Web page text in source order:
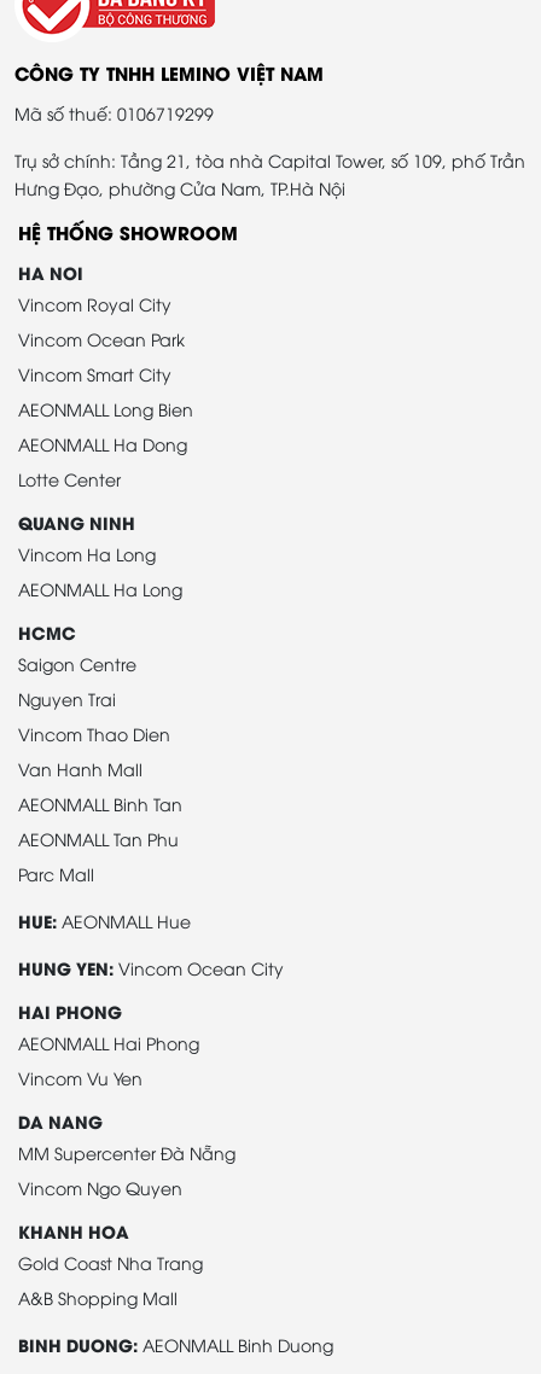
CÔNG TY TNHH LEMINO VIỆT NAM
Mã số thuế: 0106719299
Trụ sở chính: Tầng 21, tòa nhà Capital Tower, số 109, phố Trần
Hưng Đạo, phường Cửa Nam, TP.Hà Nội
HỆ THỐNG SHOWROOM
HA NOI
Vincom Royal City
Vincom Ocean Park
Vincom Smart City
AEONMALL Long Bien
AEONMALL Ha Dong
Lotte Center
QUANG NINH
Vincom Ha Long
AEONMALL Ha Long
HCMC
Saigon Centre
Nguyen Trai
Vincom Thao Dien
Van Hanh Mall
AEONMALL Binh Tan
AEONMALL Tan Phu
Parc Mall
HUE: AEONMALL Hue
HUNG YEN: Vincom Ocean City
HAI PHONG
AEONMALL Hai Phong
Vincom Vu Yen
DA NANG
MM Supercenter Đà Nẵng
Vincom Ngo Quyen
KHANH HOA
Gold Coast Nha Trang
A&B Shopping Mall
BINH DUONG: AEONMALL Binh Duong